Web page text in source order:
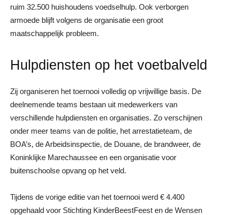
ruim 32.500 huishoudens voedselhulp. Ook verborgen
armoede blijft volgens de organisatie een groot
maatschappelijk probleem.
Hulpdiensten op het voetbalveld
Zij organiseren het toernooi volledig op vrijwillige basis. De
deelnemende teams bestaan uit medewerkers van
verschillende hulpdiensten en organisaties. Zo verschijnen
onder meer teams van de politie, het arrestatieteam, de
BOA’s, de Arbeidsinspectie, de Douane, de brandweer, de
Koninklijke Marechaussee en een organisatie voor
buitenschoolse opvang op het veld.
Tijdens de vorige editie van het toernooi werd € 4.400
opgehaald voor Stichting KinderBeestFeest en de Wensen